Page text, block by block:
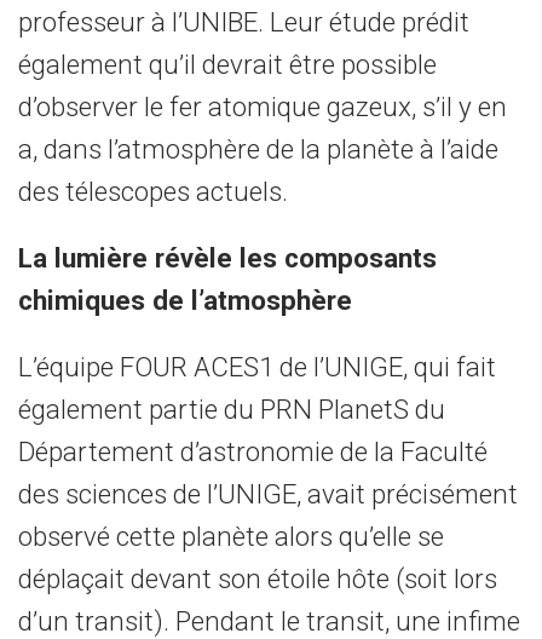
professeur à l’UNIBE. Leur étude prédit
également qu’il devrait être possible
d’observer le fer atomique gazeux, s’il y en
a, dans l’atmosphère de la planète à l’aide
des télescopes actuels.
La lumière révèle les composants
chimiques de l’atmosphère
L’équipe FOUR ACES1 de l’UNIGE, qui fait
également partie du PRN PlanetS du
Département d’astronomie de la Faculté
des sciences de l’UNIGE, avait précisément
observé cette planète alors qu’elle se
déplaçait devant son étoile hôte (soit lors
d’un transit). Pendant le transit, une infime